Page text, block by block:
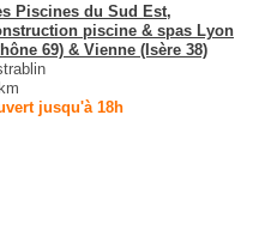
Piscines du Sud Est,
piscine & spas Lyon
69) & Vienne (Isère 38)
jusqu'à 18h